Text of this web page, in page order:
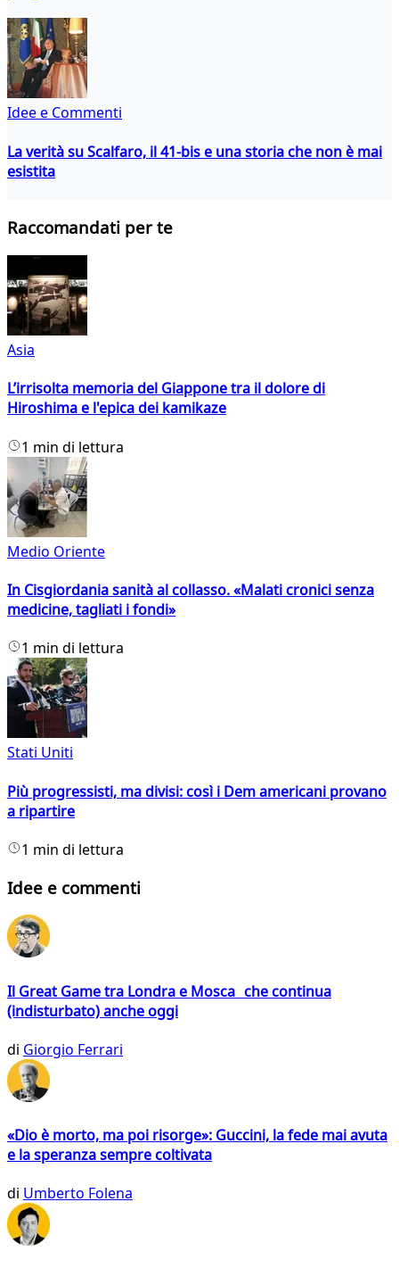
Idee e Commenti
La verità su Scalfaro, il 41-bis e una storia che non è mai
esistita
Raccomandati per te
Asia
L’irrisolta memoria del Giappone tra il dolore di
Hiroshima e l'epica dei kamikaze
1 min di lettura
Medio Oriente
In Cisgiordania sanità al collasso. «Malati cronici senza
medicine, tagliati i fondi»
1 min di lettura
Stati Uniti
Più progressisti, ma divisi: così i Dem americani provano
a ripartire
1 min di lettura
Idee e commenti
Il Great Game tra Londra e Mosca che continua
(indisturbato) anche oggi
di Giorgio Ferrari
«Dio è morto, ma poi risorge»: Guccini, la fede mai avuta
e la speranza sempre coltivata
di Umberto Folena